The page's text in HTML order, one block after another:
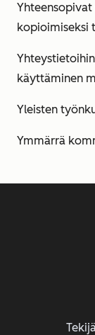
kopioimiseksi
käyttäminen
Yleisten
Ymmärrä